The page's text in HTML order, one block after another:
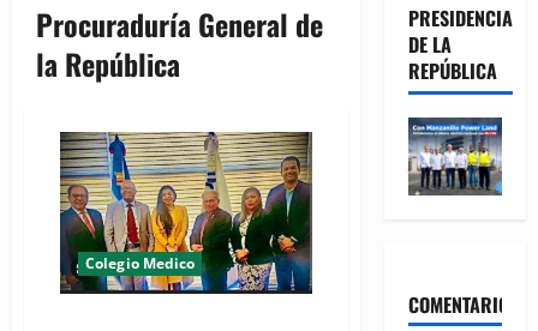
Procuraduría General de
la República
Colegio Medico
PRESIDENCIA
DE LA
REPÚBLICA
COMENTARIOS